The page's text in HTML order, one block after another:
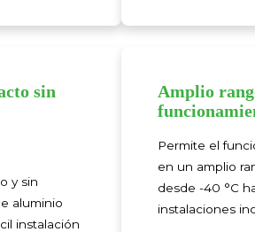
sin
y sin
aluminio
instalación
Amplio
Permite el
en un amplio
desde -40 °C
instalaciones